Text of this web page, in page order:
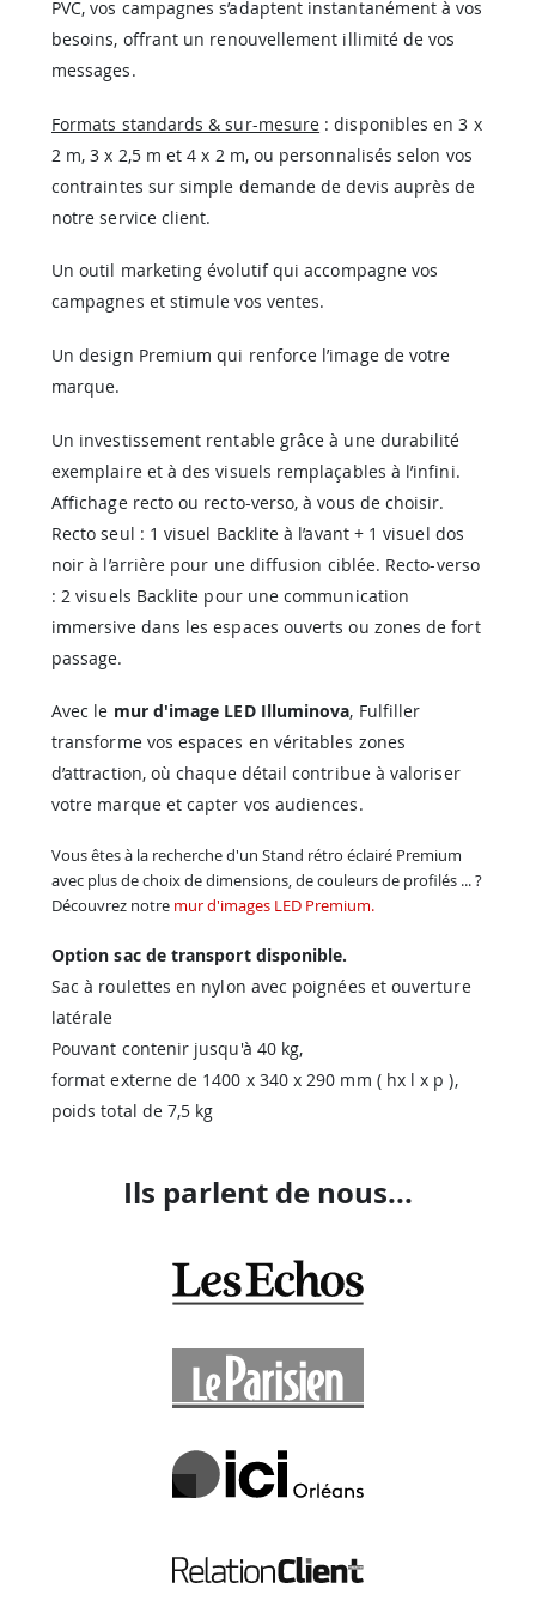
PVC, vos campagnes s’adaptent instantanément à vos
besoins, offrant un renouvellement illimité de vos
messages.
Formats standards & sur-mesure : disponibles en 3 x
2 m, 3 x 2,5 m et 4 x 2 m, ou personnalisés selon vos
contraintes sur simple demande de devis auprès de
notre service client.
Un outil marketing évolutif qui accompagne vos
campagnes et stimule vos ventes.
Un design Premium qui renforce l’image de votre
marque.
Un investissement rentable grâce à une durabilité
exemplaire et à des visuels remplaçables à l’infini.
Affichage recto ou recto-verso, à vous de choisir.
Recto seul : 1 visuel Backlite à l’avant + 1 visuel dos
noir à l’arrière pour une diffusion ciblée. Recto-verso
: 2 visuels Backlite pour une communication
immersive dans les espaces ouverts ou zones de fort
passage.
Avec le mur d'image LED Illuminova, Fulfiller
transforme vos espaces en véritables zones
d’attraction, où chaque détail contribue à valoriser
votre marque et capter vos audiences.
Vous êtes à la recherche d'un Stand rétro éclairé Premium
avec plus de choix de dimensions, de couleurs de profilés ... ?
Découvrez notre mur d'images LED Premium.
Option sac de transport disponible.
Sac à roulettes en nylon avec poignées et ouverture
latérale
Pouvant contenir jusqu'à 40 kg,
format externe de 1400 x 340 x 290 mm ( hx l x p ),
poids total de 7,5 kg
Ils parlent de nous...